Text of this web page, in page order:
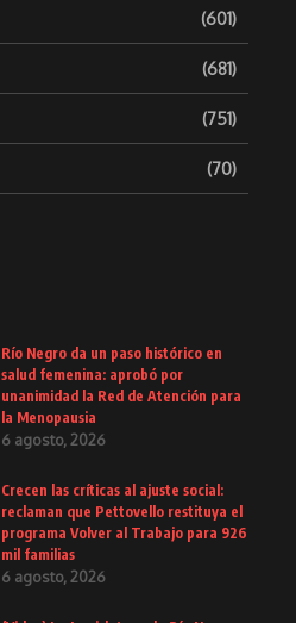
(601)
(681)
(751)
(70)
Río Negro da un paso histórico en
salud femenina: aprobó por
unanimidad la Red de Atención para
la Menopausia
6 agosto, 2026
Crecen las críticas al ajuste social:
reclaman que Pettovello restituya el
programa Volver al Trabajo para 926
mil familias
6 agosto, 2026